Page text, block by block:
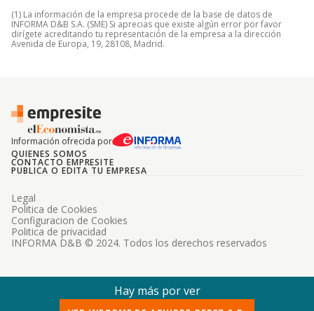
(1) La información de la empresa procede de la base de datos de
INFORMA D&B S.A. (SME) Si aprecias que existe algún error por favor
dirígete acreditando tu representación de la empresa a la dirección
Avenida de Europa, 19, 28108, Madrid.
Información ofrecida por
QUIENES SOMOS
CONTACTO EMPRESITE
PUBLICA O EDITA TU EMPRESA
INFORMA D&B © 2024. Todos los derechos reservados
Legal
Politica de Cookies
Configuracion de Cookies
Politica de privacidad
Hay más por ver